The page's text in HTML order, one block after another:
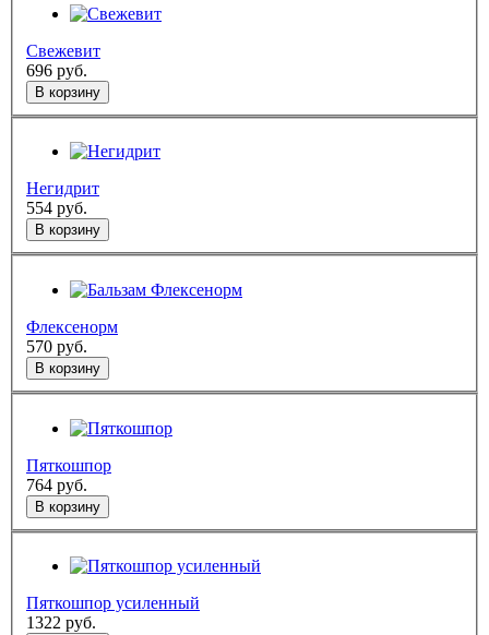
Свежевит
696 руб.
В корзину
Негидрит
554 руб.
В корзину
Флексенорм
570 руб.
В корзину
Пяткошпор
764 руб.
В корзину
Пяткошпор усиленный
1322 руб.